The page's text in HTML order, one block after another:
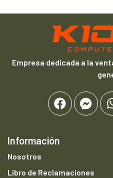
Empresa dedicada a la
Información
Nosotros
Libro de Reclamaciones